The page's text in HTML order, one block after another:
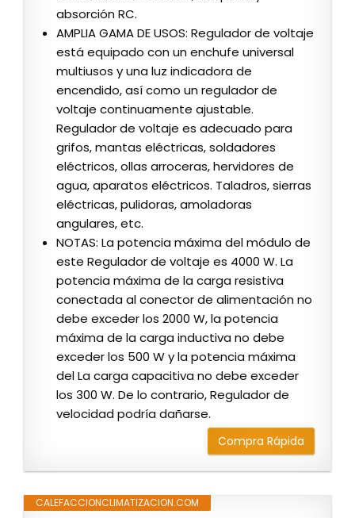
absorción RC.
AMPLIA GAMA DE USOS: Regulador de voltaje
está equipado con un enchufe universal
multiusos y una luz indicadora de
encendido, así como un regulador de
voltaje continuamente ajustable.
Regulador de voltaje es adecuado para
grifos, mantas eléctricas, soldadores
eléctricos, ollas arroceras, hervidores de
agua, aparatos eléctricos. Taladros, sierras
eléctricas, pulidoras, amoladoras
angulares, etc.
NOTAS: La potencia máxima del módulo de
este Regulador de voltaje es 4000 W. La
potencia máxima de la carga resistiva
conectada al conector de alimentación no
debe exceder los 2000 W, la potencia
máxima de la carga inductiva no debe
exceder los 500 W y la potencia máxima
del La carga capacitiva no debe exceder
los 300 W. De lo contrario, Regulador de
velocidad podría dañarse.
Compra Rápida
CALEFACCIONCLIMATIZACION.COM